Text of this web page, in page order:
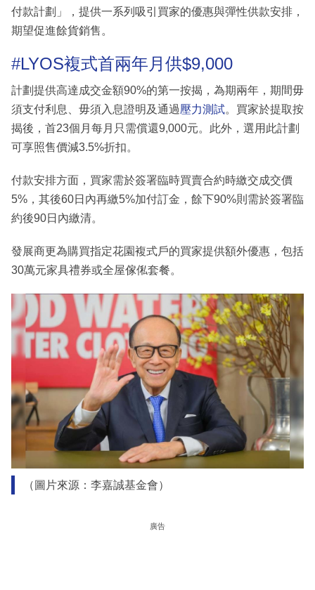
付款計劃」，提供一系列吸引買家的優惠與彈性供款安排，
期望促進餘貨銷售。
#LYOS複式首兩年月供$9,000
計劃提供高達成交金額90%的第一按揭，為期兩年，期間毋
須支付利息、毋須入息證明及通過壓力測試。買家於提取按
揭後，首23個月每月只需償還9,000元。此外，選用此計劃
可享照售價減3.5%折扣。
付款安排方面，買家需於簽署臨時買賣合約時繳交成交價
5%，其後60日內再繳5%加付訂金，餘下90%則需於簽署臨
約後90日內繳清。
發展商更為購買指定花園複式戶的買家提供額外優惠，包括
30萬元家具禮券或全屋傢俬套餐。
（圖片來源：李嘉誠基金會）
廣告